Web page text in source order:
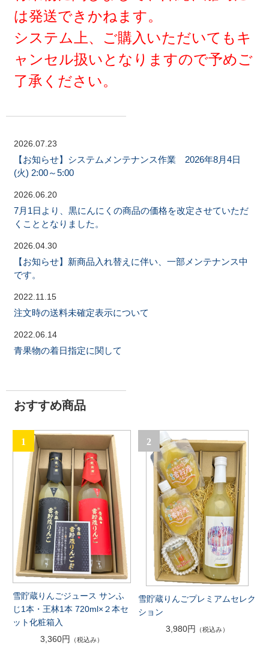
は発送できかねます。
システム上、ご購入いただいてもキ
ャンセル扱いとなりますので予めご
了承ください。
2026.07.23
【お知らせ】システムメンテナンス作業 2026年8月4日
(火) 2:00～5:00
2026.06.20
7月1日より、黒にんにくの商品の価格を改定させていただ
くこととなりました。
2026.04.30
【お知らせ】新商品入れ替えに伴い、一部メンテナンス中
です。
2022.11.15
注文時の送料未確定表示について
2022.06.14
青果物の着日指定に関して
おすすめ商品
1
雪貯蔵りんごジュース サンふ
じ1本・王林1本 720ml×２本セ
ット化粧箱入
3,360円
（税込み）
2
雪貯蔵りんごプレミアムセレク
ション
3,980円
（税込み）